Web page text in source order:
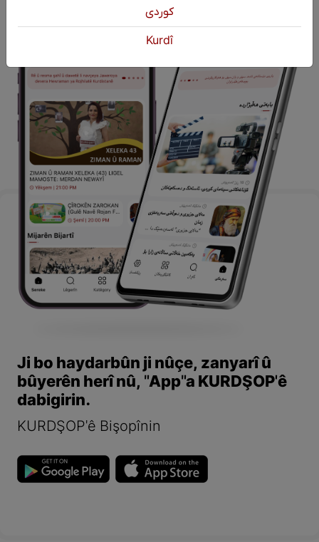
Ji bo haydarbûn ji nûçe, zanyarî û
bûyerên herî nû, "App"a KURDŞOP'ê
dabigirin.
KURDŞOP'ê Bişopînin
كوردی
Kurdî